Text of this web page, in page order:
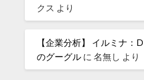
クス より
【企業分析】 イルミナ：
のグーグル に名無し より